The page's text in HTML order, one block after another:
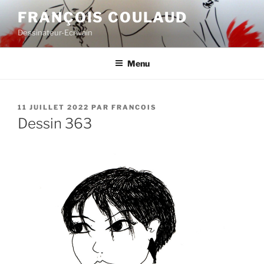
contenu
principal
FRANÇOIS COULAUD
Dessinateur-Ecrivain
Menu
PUBLIÉ
LE
11 JUILLET 2022 PAR FRANCOIS
Dessin 363